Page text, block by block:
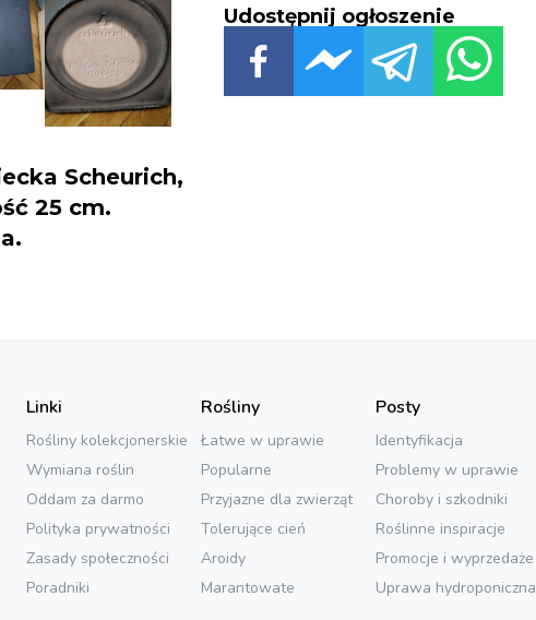
Scheurich,
25 cm.
Udostępnij ogłoszenie
Linki
Rośliny kolekcjonerskie
Wymiana roślin
Oddam za darmo
Polityka prywatności
Zasady społeczności
Poradniki
Rośliny
Łatwe w uprawie
Popularne
Przyjazne dla zwierząt
Tolerujące cień
Aroidy
Marantowate
Posty
Identyfikacja
Problemy w uprawie
Choroby i szkodniki
Roślinne inspiracje
Promocje i wyprzedaże
Uprawa hydroponiczna